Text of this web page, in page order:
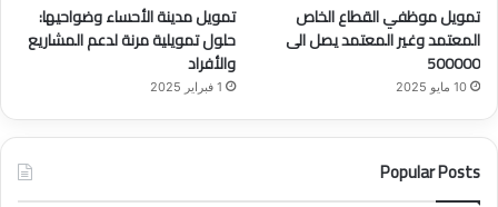
تمويل موظفي القطاع الخاص
المعتمد وغير المعتمد يصل الى
500000
10 مايو 2025
تمويل مدينة الأحساء وضواحيها:
حلول تمويلية مرنة لدعم المشاريع
والأفراد
1 فبراير 2025
Popular Posts